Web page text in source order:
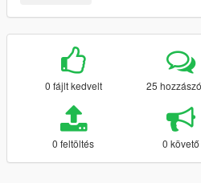
0 fájlt kedvelt 25
0 feltöltés 0 követő